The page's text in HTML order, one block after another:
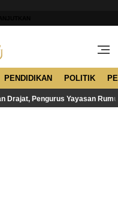
PENDIDIKAN POLITIK
Drajat, Pengurus Yayasan